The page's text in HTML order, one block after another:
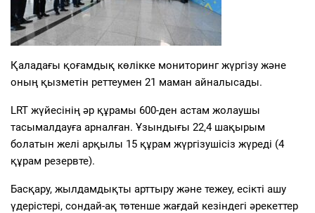
Қаладағы қоғамдық көлікке мониторинг жүргізу және
оның қызметін реттеумен 21 маман айналысады.
LRT жүйесінің әр құрамы 600-ден астам жолаушы
тасымалдауға арналған. Ұзындығы 22,4 шақырым
болатын желі арқылы 15 құрам жүргізушісіз жүреді (4
құрам резервте).
Басқару, жылдамдықты арттыру және тежеу, есікті ашу
үдерістері, сондай-ақ төтенше жағдай кезіндегі әрекеттер